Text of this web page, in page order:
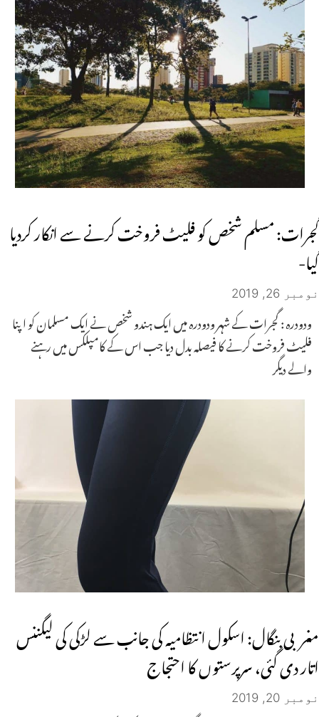
گجرات: مسلم شخص کو فلیٹ فروخت کرنے سے انکار کردیا
گیا-
نومبر 26, 2019
ودودرہ : گجرات کے شہر ودودرہ میں ایک ہندو شخص نے ایک مسلمان کو اپنا
فلیٹ فروخت کرنے کا فیصلہ بدل دیا جب اس کے کامپلکس میں رہنے
والے دیگر
مغربی بنگال: اسکول انتظامیہ کی جانب سے لڑکی کی لیگننس
اتار دی گئی، سرپرستوں کا احتجاج
نومبر 20, 2019